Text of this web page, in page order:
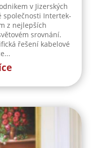
v Jizerských
společnosti Intertek-
z nejlepších
srovnání.
řešení kabelové